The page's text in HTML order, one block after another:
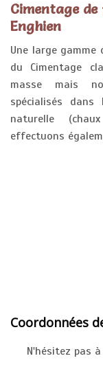
Cimentage
Enghien
Une large
du Cimentage
masse mais
spécialisés
naturelle
effectuons
Coordonnées
N'hésitez pas